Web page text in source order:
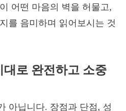
어떤 마음의 벽을 허물고,
를 음미하며 읽어보시는 것
대로 완전하고 소중
아닙니다. 장점과 단점, 성